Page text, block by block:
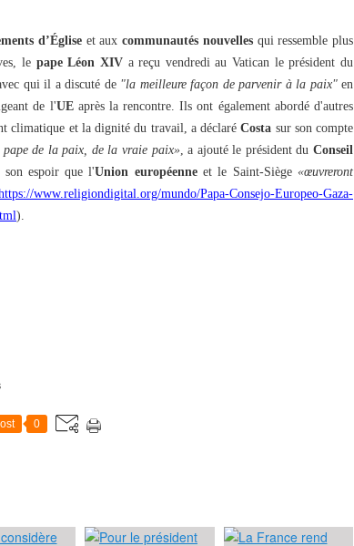
d’Égliseet aux communautés nouvellesqui ressemble plus
le pape Léon XIVa reçu vendredi au Vatican le président du
qui il a discuté de "la meilleure façon de parvenir à la paix"en
de l'UEaprès la rencontre. Ils ont également abordé d'autres
climatique et la dignité du travail, a déclaréCosta sur son compte
de la paix, de la vraie paix», a ajouté le président duConseil
son espoir que l'Union européenneet le Saint-Siège«œuvreront
www.religiondigital.org/mundo/Papa-Consejo-Europeo-Gaza-
).
0